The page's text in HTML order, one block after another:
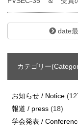
date
カテゴリー
お知らせ / Notice
報道 / press (18)
学会発表 /